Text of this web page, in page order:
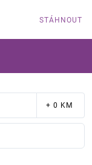
STÁHNOUT
+ 0 KM